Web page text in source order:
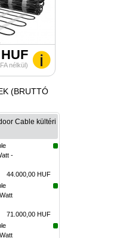
nélkül)
(BRUTTÓ
Cable kültéri
-
44.000,00 HUF
71.000,00 HUF